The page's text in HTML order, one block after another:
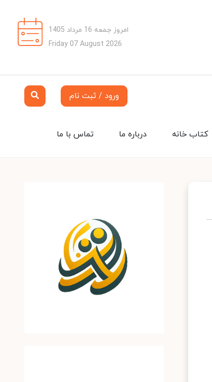
امروز جمعه 16 مرداد 1405
Friday 07 August 2026
ورود / ثبت نام
تماس با ما درباره ما کتاب خانه